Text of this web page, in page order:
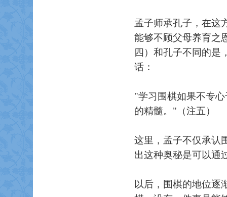
孟子师承孔子，在这
能够不顾父母养育之
四）和孔子不同的是
话：
"学习围棋如果不专
的精髓。"（注五）
这里，孟子不仅承认
出这种奥秘是可以通
以后，围棋的地位逐